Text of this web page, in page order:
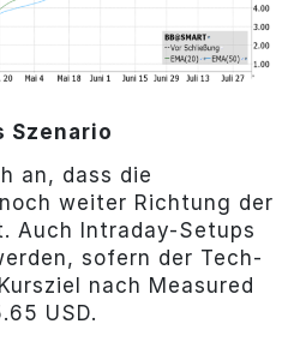
Szenario
an, dass die
weiter Richtung der
Auch Intraday-Setups
sofern der Tech-
nach Measured
USD.